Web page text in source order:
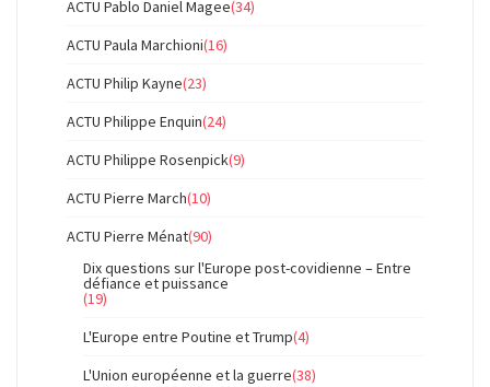
ACTU Pablo Daniel Magee(34)
ACTU Paula Marchioni(16)
ACTU Philip Kayne(23)
ACTU Philippe Enquin(24)
ACTU Philippe Rosenpick(9)
ACTU Pierre March(10)
ACTU Pierre Ménat(90)
Dix questions sur l'Europe post-covidienne – Entre
défiance et puissance
(19)
L'Europe entre Poutine et Trump(4)
L'Union européenne et la guerre(38)